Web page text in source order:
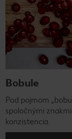
Bobule
Pod pojmom
spoločnými
konzistencia.